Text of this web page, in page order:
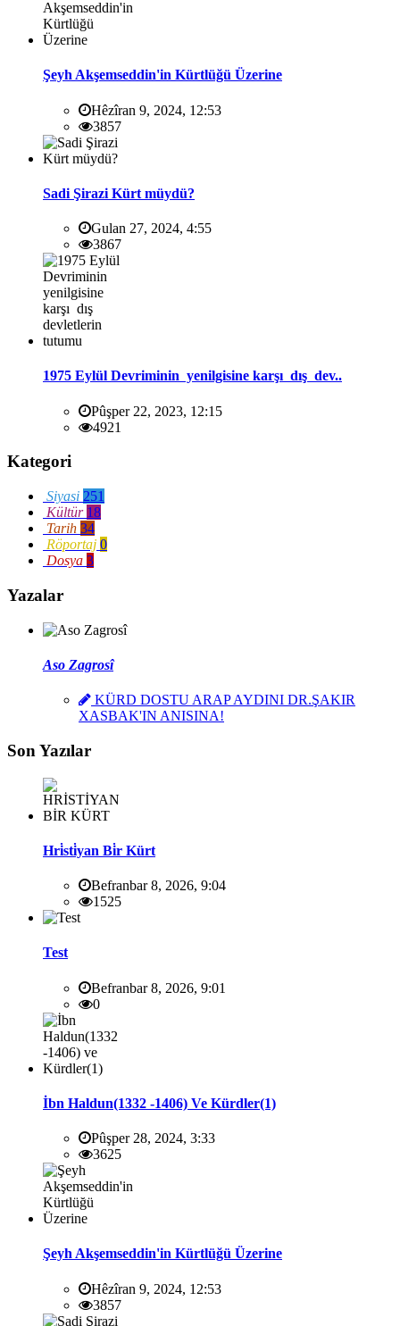
Şeyh Akşemseddin'in Kürtlüğü Üzerine
Hêzîran 9, 2024, 12:53
3857
Sadi Şirazi Kürt müydü?
Gulan 27, 2024, 4:55
3867
1975 Eylül Devriminin yenilgisine karşı dış dev..
Pûşper 22, 2023, 12:15
4921
Kategori
Siyasi 251
Kültür 18
Tarih 34
Röportaj 0
Dosya 3
Yazalar
Aso Zagrosî
KÜRD DOSTU ARAP AYDINI DR.ŞAKIR
XASBAK'IN ANISINA!
Son Yazılar
Hri̇sti̇yan Bi̇r Kürt
Befranbar 8, 2026, 9:04
1525
Test
Befranbar 8, 2026, 9:01
0
İbn Haldun(1332 -1406) Ve Kürdler(1)
Pûşper 28, 2024, 3:33
3625
Şeyh Akşemseddin'in Kürtlüğü Üzerine
Hêzîran 9, 2024, 12:53
3857